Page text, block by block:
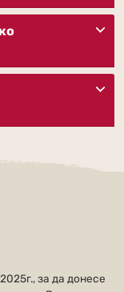
за да донесе